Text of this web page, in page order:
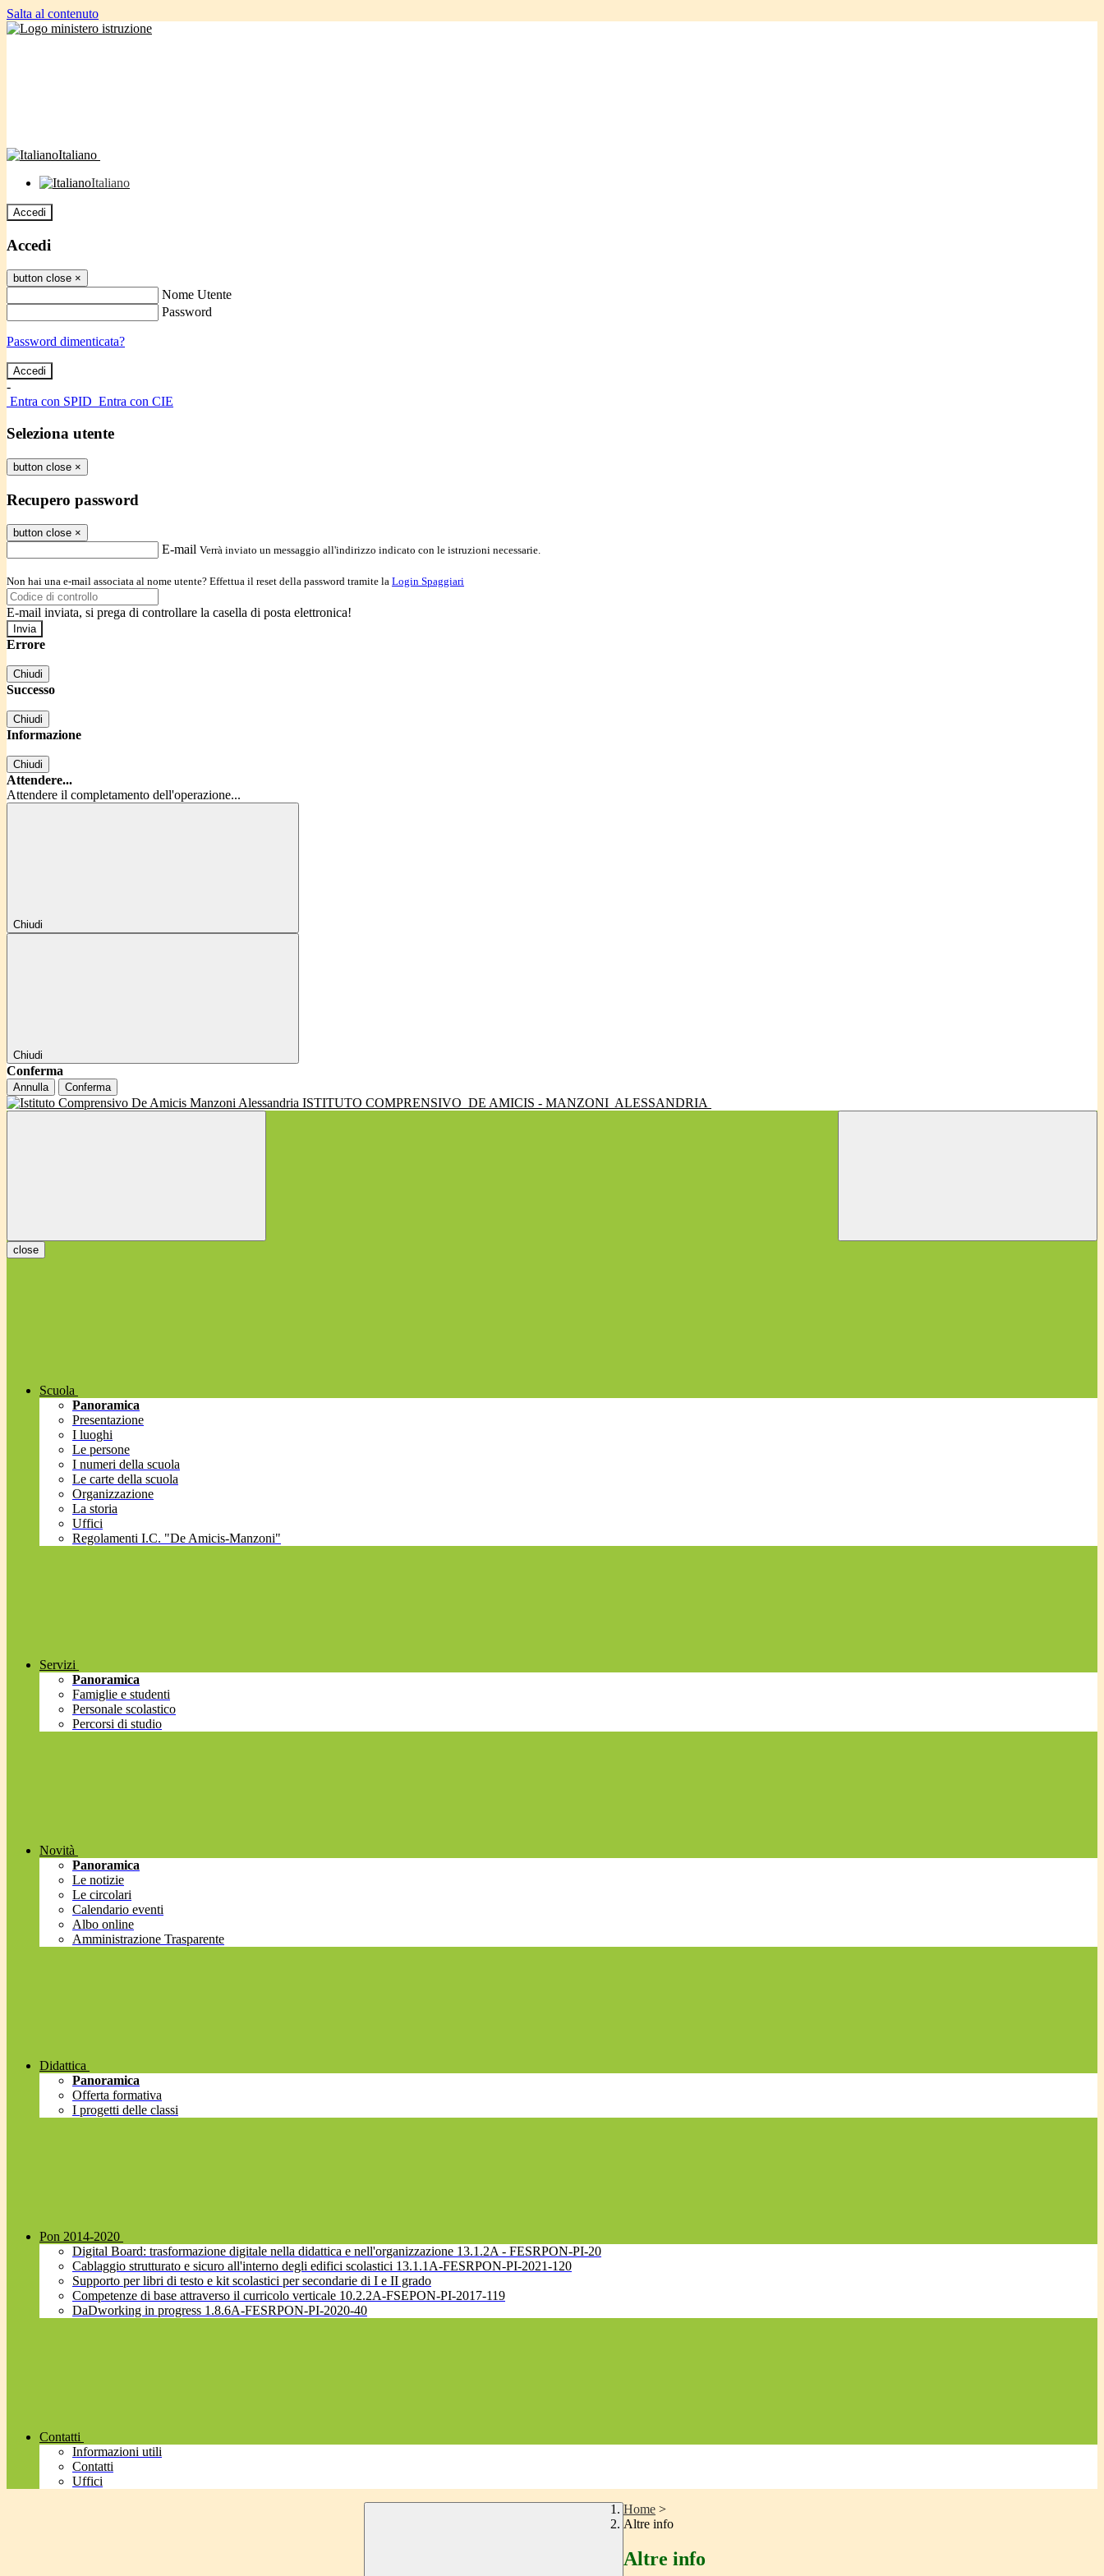
Salta al contenuto
Italiano
Italiano
Accedi
Accedi
button close ×
Nome Utente
Password
Password dimenticata?
-
Entra con SPID Entra con CIE
Seleziona utente
button close ×
Recupero password
button close ×
E-mail Verrà inviato un messaggio all'indirizzo indicato con le istruzioni necessarie.
Non hai una e-mail associata al nome utente? Effettua il reset della password tramite la Login Spaggiari
E-mail inviata, si prega di controllare la casella di posta elettronica!
Errore
Chiudi
Successo
Chiudi
Informazione
Chiudi
Attendere...
Attendere il completamento dell'operazione...
Chiudi
Chiudi
Conferma
Annulla Conferma
ISTITUTO COMPRENSIVO DE AMICIS - MANZONI ALESSANDRIA
close
Scuola
Panoramica
Presentazione
I luoghi
Le persone
I numeri della scuola
Le carte della scuola
Organizzazione
La storia
Uffici
Regolamenti I.C. "De Amicis-Manzoni"
Servizi
Panoramica
Famiglie e studenti
Personale scolastico
Percorsi di studio
Novità
Panoramica
Le notizie
Le circolari
Calendario eventi
Albo online
Amministrazione Trasparente
Didattica
Panoramica
Offerta formativa
I progetti delle classi
Pon 2014-2020
Digital Board: trasformazione digitale nella didattica e nell'organizzazione 13.1.2A - FESRPON-PI-20
Cablaggio strutturato e sicuro all'interno degli edifici scolastici 13.1.1A-FESRPON-PI-2021-120
Supporto per libri di testo e kit scolastici per secondarie di I e II grado
Competenze di base attraverso il curricolo verticale 10.2.2A-FSEPON-PI-2017-119
DaDworking in progress 1.8.6A-FESRPON-PI-2020-40
Contatti
Informazioni utili
Contatti
Uffici
Home >
Altre info
Altre info